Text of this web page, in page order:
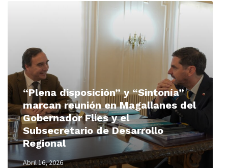
“Plena disposición” y “Sintonía”
marcan reunión en Magallanes del
Gobernador Flies y el
Subsecretario de Desarrollo
Regional
Abril 16, 2026